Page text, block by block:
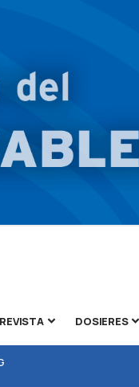
REVISTA DOSIERES